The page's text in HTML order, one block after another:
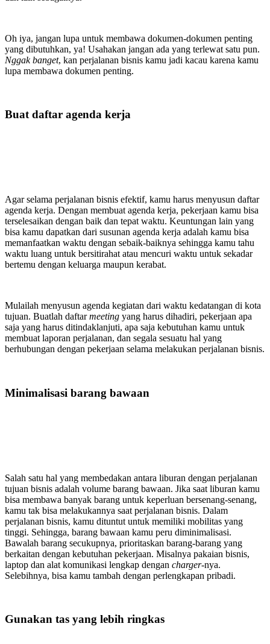
Oh iya, jangan lupa untuk membawa dokumen-dokumen penting
yang dibutuhkan, ya! Usahakan jangan ada yang terlewat satu pun.
Nggak banget, kan perjalanan bisnis kamu jadi kacau karena kamu
lupa membawa dokumen penting.
Buat daftar agenda kerja
Agar selama perjalanan bisnis efektif, kamu harus menyusun daftar
agenda kerja. Dengan membuat agenda kerja, pekerjaan kamu bisa
terselesaikan dengan baik dan tepat waktu. Keuntungan lain yang
bisa kamu dapatkan dari susunan agenda kerja adalah kamu bisa
memanfaatkan waktu dengan sebaik-baiknya sehingga kamu tahu
waktu luang untuk bersitirahat atau mencuri waktu untuk sekadar
bertemu dengan keluarga maupun kerabat.
Mulailah menyusun agenda kegiatan dari waktu kedatangan di kota
tujuan. Buatlah daftarmeeting yang harus dihadiri, pekerjaan apa
saja yang harus ditindaklanjuti, apa saja kebutuhan kamu untuk
membuat laporan perjalanan, dan segala sesuatu hal yang
berhubungan dengan pekerjaan selama melakukan perjalanan bisnis.
Minimalisasi barang bawaan
Salah satu hal yang membedakan antara liburan dengan perjalanan
tujuan bisnis adalah volume barang bawaan. Jika saat liburan kamu
bisa membawa banyak barang untuk keperluan bersenang-senang,
kamu tak bisa melakukannya saat perjalanan bisnis. Dalam
perjalanan bisnis, kamu dituntut untuk memiliki mobilitas yang
tinggi. Sehingga, barang bawaan kamu peru diminimalisasi.
Bawalah barang secukupnya, prioritaskan barang-barang yang
berkaitan dengan kebutuhan pekerjaan. Misalnya pakaian bisnis,
laptop dan alat komunikasi lengkap dengan charger-nya.
Selebihnya, bisa kamu tambah dengan perlengkapan pribadi.
Gunakan tas yang lebih ringkas